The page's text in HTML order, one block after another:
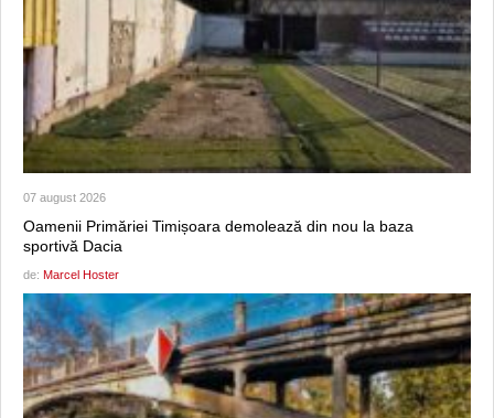
07 august 2026
Oamenii Primăriei Timișoara demolează din nou la baza
sportivă Dacia
de: Marcel Hoster